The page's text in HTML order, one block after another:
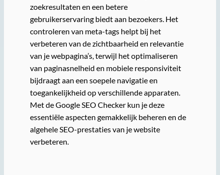
zoekresultaten en een betere
gebruikerservaring biedt aan bezoekers. Het
controleren van meta-tags helpt bij het
verbeteren van de zichtbaarheid en relevantie
van je webpagina’s, terwijl het optimaliseren
van paginasnelheid en mobiele responsiviteit
bijdraagt aan een soepele navigatie en
toegankelijkheid op verschillende apparaten.
Met de Google SEO Checker kun je deze
essentiële aspecten gemakkelijk beheren en de
algehele SEO-prestaties van je website
verbeteren.